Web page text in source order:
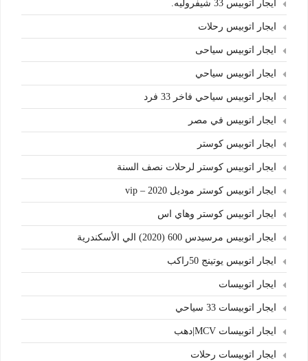
ايجار اتوبيس 33 شيفروليه.
ايجار اتوبيس رحلات
ايجار اتوبيس سياحى
ايجار اتوبيس سياحي
ايجار اتوبيس سياحي فاخر 33 فرد
ايجار اتوبيس في مصر
ايجار اتوبيس كوستر
ايجار اتوبيس كوستر لرحلات نصف السنة
ايجار اتوبيس كوستر موديل 2020 – vip
ايجار اتوبيس كوستر وهاي اس
ايجار اتوبيس مرسيدس 600 (2020) الي الأسكندرية
ايجار اتوبيس يوتينج 50راكب
ايجار اتوبيسات
ايجار اتوبيسات 33 سياحي
ايجار اتوبيسات MCV|دهب
ايجار اتوبيسات رحلات